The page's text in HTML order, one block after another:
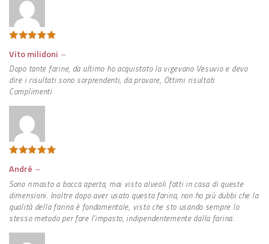
su 5
Vito milidoni –
Dopo tante farine, da ultimo ho acquistato la vigevano Vesuvio e devo
dire i risultati sono sorprendenti, da provare, Ottimi risultati
Complimenti
su 5
André –
Sono rimasto a bocca aperta, mai visto alveoli fatti in casa di queste
dimensioni. Inoltre dopo aver usato questa farina, non ho più dubbi che la
qualità della farina è fondamentale, visto che sto usando sempre lo
stesso metodo per fare l’impasto, indipendentemente dalla farina.